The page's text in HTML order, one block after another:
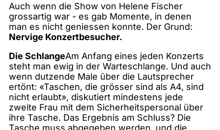
Auch wenn die Show von Helene Fischer
grossartig war - es gab Momente, in denen
man es nicht geniessen konnte. Der Grund:
Nervige Konzertbesucher.
Die SchlangeAm Anfang eines jeden Konzerts
steht man ewig in der Warteschlange. Und auch
wenn dutzende Male über die Lautsprecher
ertönt: «Taschen, die grösser sind als A4, sind
nicht erlaubt», diskutiert mindestens jede
zweite Frau mit dem Sicherheitspersonal über
ihre Tasche. Das Ergebnis am Schluss? Die
Tasche muss abgegeben werden, und die